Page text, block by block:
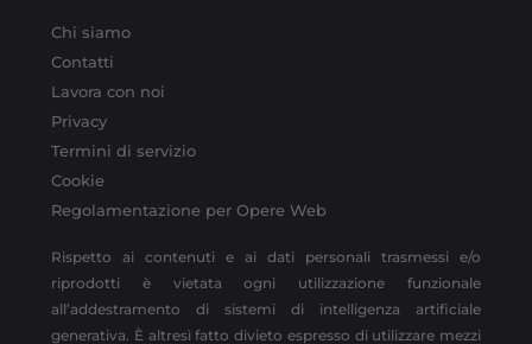
Chi siamo
Contatti
Lavora con noi
Privacy
Termini di servizio
Cookie
Regolamentazione per Opere Web
Rispetto ai contenuti e ai dati personali trasmessi e/o
riprodotti è vietata ogni utilizzazione funzionale
all’addestramento di sistemi di intelligenza artificiale
generativa. È altresì fatto divieto espresso di utilizzare mezzi